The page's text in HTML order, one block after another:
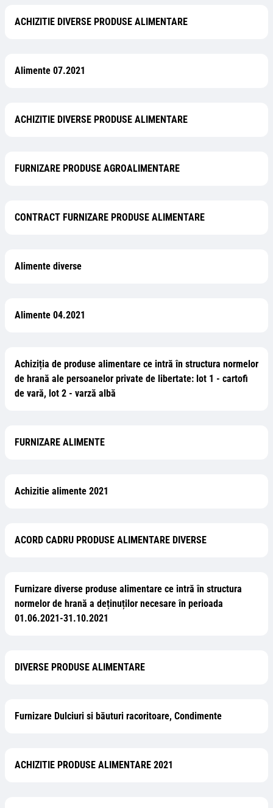
ACHIZITIE DIVERSE PRODUSE ALIMENTARE
Alimente 07.2021
ACHIZITIE DIVERSE PRODUSE ALIMENTARE
FURNIZARE PRODUSE AGROALIMENTARE
CONTRACT FURNIZARE PRODUSE ALIMENTARE
Alimente diverse
Alimente 04.2021
Achiziția de produse alimentare ce intră în structura normelor
de hrană ale persoanelor private de libertate: lot 1 - cartofi
de vară, lot 2 - varză albă
FURNIZARE ALIMENTE
Achizitie alimente 2021
ACORD CADRU PRODUSE ALIMENTARE DIVERSE
Furnizare diverse produse alimentare ce intră în structura
normelor de hrană a deținuților necesare în perioada
01.06.2021-31.10.2021
DIVERSE PRODUSE ALIMENTARE
Furnizare Dulciuri si băuturi racoritoare, Condimente
ACHIZITIE PRODUSE ALIMENTARE 2021